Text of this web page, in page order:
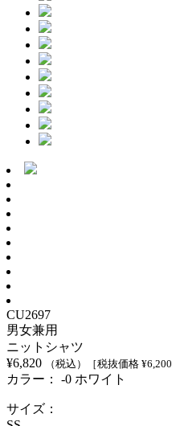
CU2697
男女兼用
ニットシャツ
¥6,820 （税込） ［税抜価格 ¥6,200
カラー： -0 ホワイト
サイズ：